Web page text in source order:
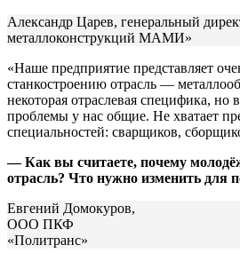
Александр Царев, генеральный
металлоконструкций МАМИ»
«Наше предприятие представляет
станкостроению отрасль —
некоторая отраслевая специфика, но
проблемы у нас общие. Не хватает
специальностей: сварщиков,
— Как вы считаете, почему
отрасль? Что нужно изменить для
Евгений Домокуров,
ООО ПКФ
«Политранс»